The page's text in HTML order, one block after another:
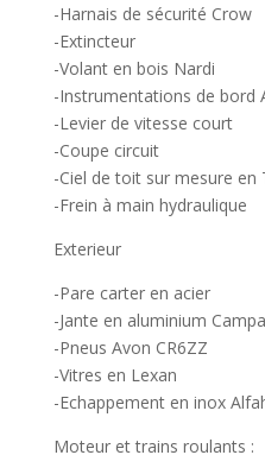
-Harnais de sécurité Crow
-Extincteur
-Volant en bois Nardi
-Instrumentations de bord
-Levier de vitesse court
-Coupe circuit
-Ciel de toit sur mesure en
-Frein à main hydraulique
Exterieur
-Pare carter en acier
-Jante en aluminium
-Pneus Avon CR6ZZ
-Vitres en Lexan
-Echappement en inox
Moteur et trains roulants :